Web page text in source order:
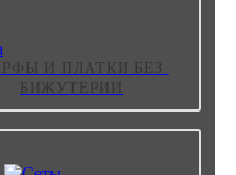
И ПЛАТКИ БЕЗ
БИЖУТЕРИИ